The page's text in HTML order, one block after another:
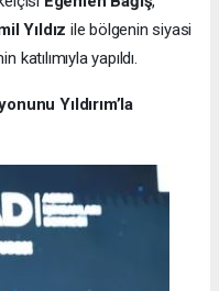
Yıldız ile bölgenin siyasi
yapıldı.
Yıldırım’la